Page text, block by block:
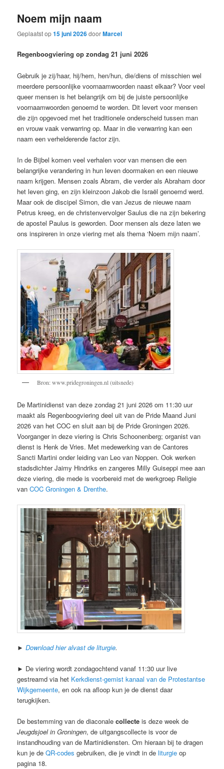
Noem mijn naam
Geplaatst op15 juni 2026doorMarcel
Regenboogviering op zondag 21 juni 2026
Gebruik je zij/haar, hij/hem, hen/hun, die/diens of misschien wel
meerdere persoonlijke voornaamwoorden naast elkaar? Voor veel
queer mensen is het belangrijk om bij de juiste persoonlijke
voornaamwoorden genoemd te worden. Dit levert voor mensen
die zijn opgevoed met het traditionele onderscheid tussen man
en vrouw vaak verwarring op. Maar in die verwarring kan een
naam een verhelderende factor zijn.
In de Bijbel komen veel verhalen voor van mensen die een
belangrijke verandering in hun leven doormaken en een nieuwe
naam krijgen. Mensen zoals Abram, die verder als Abraham door
het leven ging, en zijn kleinzoon Jakob die Israël genoemd werd.
Maar ook de discipel Simon, die van Jezus de nieuwe naam
Petrus kreeg, en de christenvervolger Saulus die na zijn bekering
de apostel Paulus is geworden. Door mensen als deze laten we
ons inspireren in onze viering met als thema ‘Noem mijn naam’.
Bron: www.pridegroningen.nl (uitsnede)
De Martinidienst van deze zondag 21 juni 2026 om 11:30 uur
maakt als Regenboogviering deel uit van de Pride Maand Juni
2026 van het COC en sluit aan bij de Pride Groningen 2026.
Voorganger in deze viering is Chris Schoonenberg; organist van
dienst is Henk de Vries. Met medewerking van de Cantores
Sancti Martini onder leiding van Leo van Noppen. Ook werken
stadsdichter Jaimy Hindriks en zangeres Milly Guiseppi mee aan
deze viering, die mede is voorbereid met de werkgroep Religie
vanCOC Groningen & Drenthe.
►Download hier alvast de liturgie.
► De viering wordt zondagochtend vanaf 11:30 uur live
gestreamd via het Kerkdienst-gemist kanaal van de Protestantse
Wijkgemeente, en ook na afloop kun je de dienst daar
terugkijken.
De bestemming van de diaconalecollecte is deze week de
Jeugdsjoel in Groningen, de uitgangscollecte is voor de
instandhouding van de Martinidiensten. Om hieraan bij te dragen
kun je deQR-codes gebruiken, die je vindt in deliturgie op
pagina 18.